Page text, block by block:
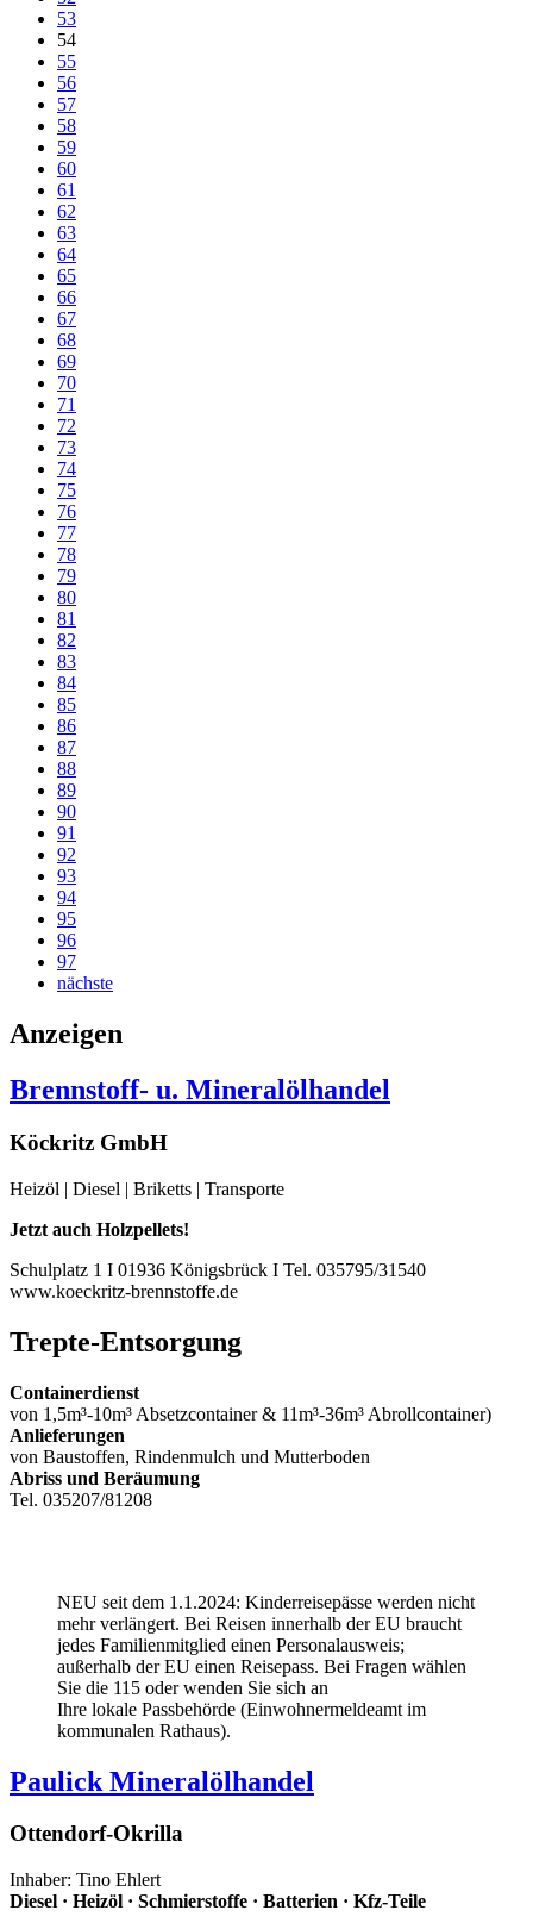
53
54
55
56
57
58
59
60
61
62
63
64
65
66
67
68
69
70
71
72
73
74
75
76
77
78
79
80
81
82
83
84
85
86
87
88
89
90
91
92
93
94
95
96
97
nächste
Anzeigen
Brennstoff- u. Mineralölhandel
Köckritz GmbH
Heizöl | Diesel | Briketts | Transporte
Jetzt auch Holzpellets!
Schulplatz 1 I 01936 Königsbrück I Tel. 035795/31540
www.koeckritz-brennstoffe.de
Trepte-Entsorgung
Containerdienst
von 1,5m³-10m³ Absetzcontainer & 11m³-36m³ Abrollcontainer)
Anlieferungen
von Baustoffen, Rindenmulch und Mutterboden
Abriss und Beräumung
Tel. 035207/81208
NEU seit dem 1.1.2024: Kinderreisepässe werden nicht
mehr verlängert. Bei Reisen innerhalb der EU braucht
jedes Familienmitglied einen Personalausweis;
außerhalb der EU einen Reisepass. Bei Fragen wählen
Sie die 115 oder wenden Sie sich an
Ihre lokale Passbehörde (Einwohnermeldeamt im
kommunalen Rathaus).
Paulick Mineralölhandel
Ottendorf-Okrilla
Inhaber: Tino Ehlert
Diesel · Heizöl · Schmierstoffe · Batterien · Kfz-Teile